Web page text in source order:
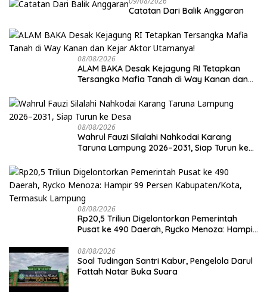
Catatan Dari Balik Anggaran
08/08/2026
ALAM BAKA Desak Kejagung RI Tetapkan
Tersangka Mafia Tanah di Way Kanan dan
08/08/2026
Wahrul Fauzi Silalahi Nahkodai Karang
Taruna Lampung 2026–2031, Siap Turun ke
08/08/2026
Rp20,5 Triliun Digelontorkan Pemerintah
Pusat ke 490 Daerah, Rycko Menoza: Hampir
Lampung
08/08/2026
Soal Tudingan Santri Kabur, Pengelola Darul
Fattah Natar Buka Suara